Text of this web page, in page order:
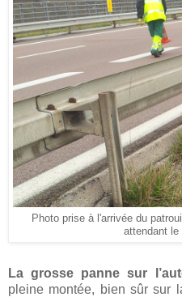
Photo prise à l'arrivée du
attendant le
La grosse panne sur
pleine montée, bien sûr sur